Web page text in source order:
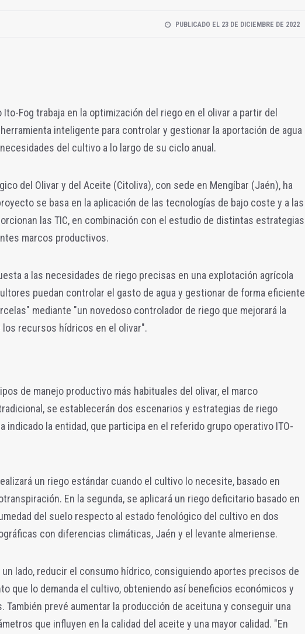
PUBLICADO EL 23 DE DICIEMBRE DE 2022
Ito-Fog trabaja en la optimización del riego en el olivar a partir del
inteligente para controlar y gestionar la aportación de agua
del cultivo a lo largo de su ciclo anual.
del Olivar y del Aceite (Citoliva), con sede en Mengíbar (Jaén), ha
se basa en la aplicación de las tecnologías de bajo coste y a las
las TIC, en combinación con el estudio de distintas estrategias
marcos productivos.
a las necesidades de riego precisas en una explotación agrícola
puedan controlar el gasto de agua y gestionar de forma eficiente
mediante "un novedoso controlador de riego que mejorará la
recursos hídricos en el olivar".
de manejo productivo más habituales del olivar, el marco
se establecerán dos escenarios y estrategias de riego
indicado la entidad, que participa en el referido grupo operativo ITO-
un riego estándar cuando el cultivo lo necesite, basado en
En la segunda, se aplicará un riego deficitario basado en
del suelo respecto al estado fenológico del cultivo en dos
con diferencias climáticas, Jaén y el levante almeriense.
un lado, reducir el consumo hídrico, consiguiendo aportes precisos de
que lo demanda el cultivo, obteniendo así beneficios económicos y
También prevé aumentar la producción de aceituna y conseguir una
que influyen en la calidad del aceite y una mayor calidad. "En